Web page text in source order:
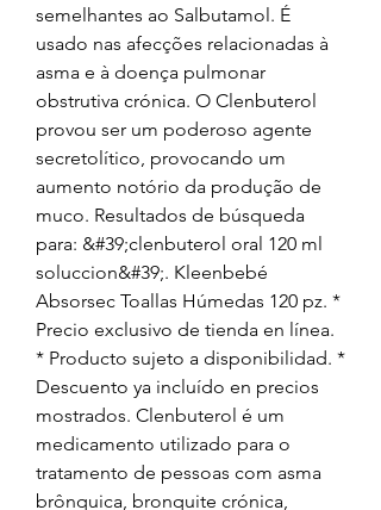
semelhantes ao Salbutamol. É
usado nas afecções relacionadas à
asma e à doença pulmonar
obstrutiva crónica. O Clenbuterol
provou ser um poderoso agente
secretolítico, provocando um
aumento notório da produção de
muco. Resultados de búsqueda
para: &#39;clenbuterol oral 120 ml
soluccion&#39;. Kleenbebé
Absorsec Toallas Húmedas 120 pz. *
Precio exclusivo de tienda en línea.
* Producto sujeto a disponibilidad. *
Descuento ya incluído en precios
mostrados. Clenbuterol é um
medicamento utilizado para o
tratamento de pessoas com asma
brônquica, bronquite crónica,